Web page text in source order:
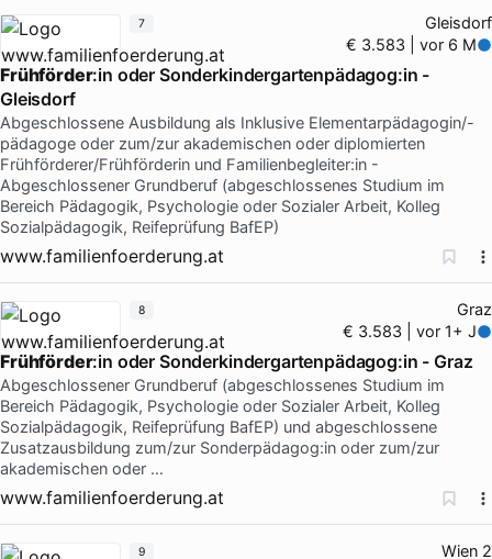
Gleisdorf
€ 3.583 | vor 6 M
Frühförder:in oder Sonderkindergartenpädagog:in -
Gleisdorf
Abgeschlossene Ausbildung als Inklusive Elementarpädagogin/-
pädagoge oder zum/zur akademischen oder diplomierten
Frühförderer/Frühförderin und Familienbegleiter:in -
Abgeschlossener Grundberuf (abgeschlossenes Studium im
Bereich Pädagogik, Psychologie oder Sozialer Arbeit, Kolleg
Sozialpädagogik, Reifeprüfung BafEP)
www.familienfoerderung.at
7
Graz
€ 3.583 | vor 1+ J
Frühförder:in oder Sonderkindergartenpädagog:in - Graz
Abgeschlossener Grundberuf (abgeschlossenes Studium im
Bereich Pädagogik, Psychologie oder Sozialer Arbeit, Kolleg
Sozialpädagogik, Reifeprüfung BafEP) und abgeschlossene
Zusatzausbildung zum/zur Sonderpädagog:in oder zum/zur
akademischen oder …
www.familienfoerderung.at
8
Wien 2
9